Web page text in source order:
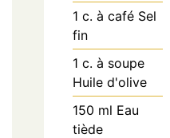
1 c. à café Sel
fin
1 c. à soupe
Huile d'olive
150 ml Eau
tiède